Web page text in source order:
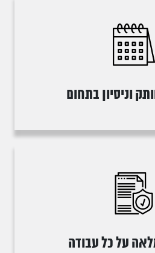
על כל עבודה